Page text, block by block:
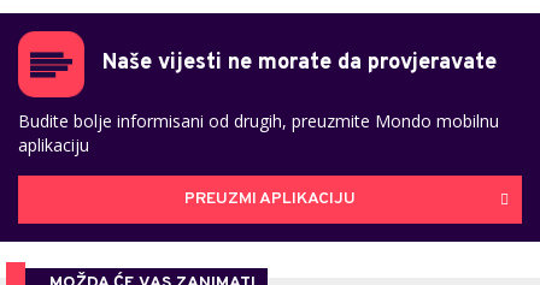
Naše vijesti ne morate da provjeravate
Budite bolje informisani od drugih, preuzmite Mondo mobilnu
aplikaciju
PREUZMI APLIKACIJU